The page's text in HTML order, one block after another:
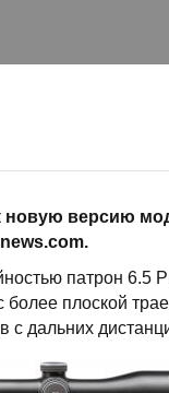
версию
патрон 6.5
плоской
с дальних